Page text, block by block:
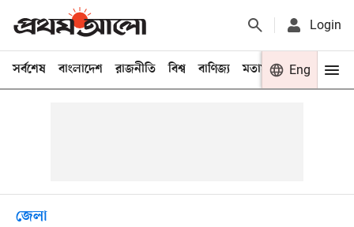
Login
সর্বশেষ বাংলাদেশ রাজনীতি বিশ্ব বাণিজ্য মতামত খেলা
Eng
জেলা